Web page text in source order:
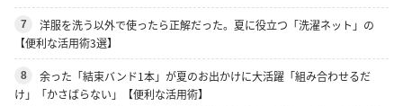
7
洋服を洗う以外で使ったら正解だった。夏に役立つ「洗濯ネット」の
【便利な活用術3選】
8
余った「結束バンド1本」が夏のお出かけに大活躍「組み合わせるだ
け」「かさばらない」【便利な活用術】